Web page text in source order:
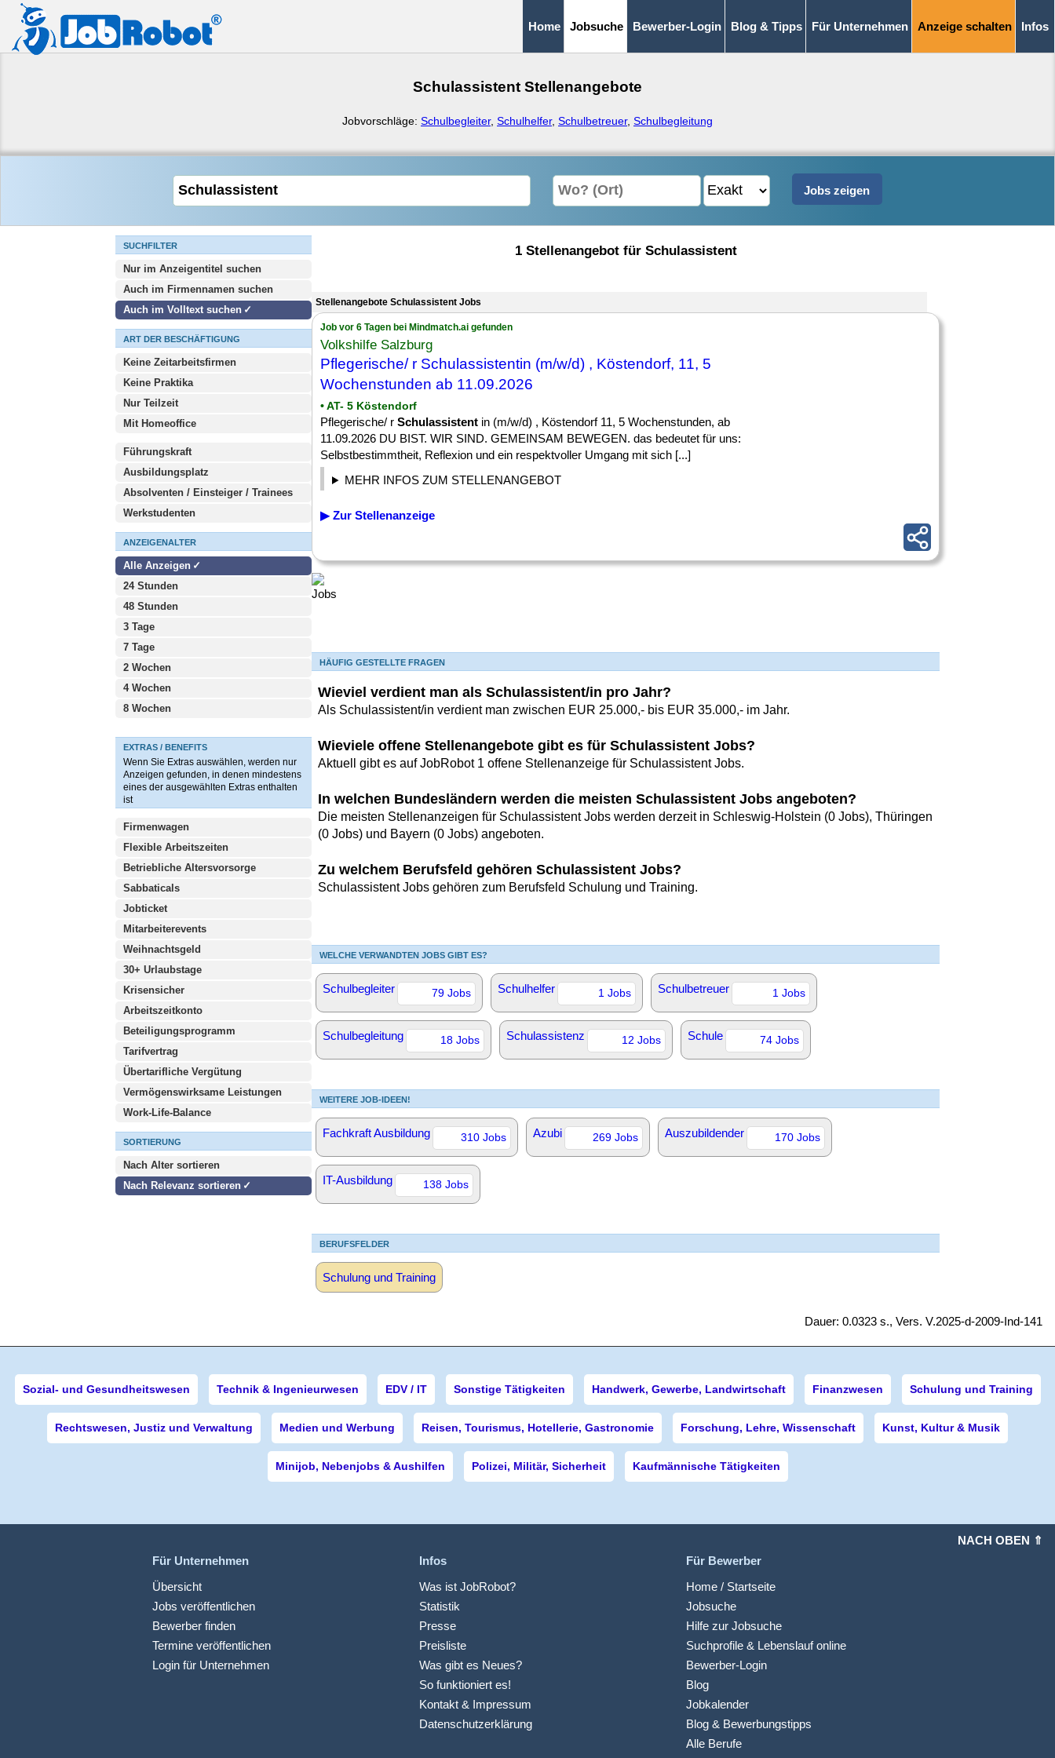
Home Jobsuche Bewerber-Login Blog & Tipps Für Unternehmen Anzeige schalten Infos
Schulassistent Stellenangebote
Jobvorschläge: Schulbegleiter, Schulhelfer, Schulbetreuer, Schulbegleitung
SUCHFILTER
Nur im Anzeigentitel suchen
Auch im Firmennamen suchen
Auch im Volltext suchen
ART DER BESCHÄFTIGUNG
Keine Zeitarbeitsfirmen
Keine Praktika
Nur Teilzeit
Mit Homeoffice
Führungskraft
Ausbildungsplatz
Absolventen / Einsteiger / Trainees
Werkstudenten
ANZEIGENALTER
Alle Anzeigen
24 Stunden
48 Stunden
3 Tage
7 Tage
2 Wochen
4 Wochen
8 Wochen
EXTRAS / BENEFITS
Wenn Sie Extras auswählen, werden nur
Anzeigen gefunden, in denen mindestens
eines der ausgewählten Extras enthalten
ist
Firmenwagen
Flexible Arbeitszeiten
Betriebliche Altersvorsorge
Sabbaticals
Jobticket
Mitarbeiterevents
Weihnachtsgeld
30+ Urlaubstage
Krisensicher
Arbeitszeitkonto
Beteiligungsprogramm
Tarifvertrag
Übertarifliche Vergütung
Vermögenswirksame Leistungen
Work-Life-Balance
SORTIERUNG
Nach Alter sortieren
Nach Relevanz sortieren
1 Stellenangebot für Schulassistent
Stellenangebote Schulassistent Jobs
Job vor 6 Tagen bei Mindmatch.ai gefunden
Volkshilfe Salzburg
Pflegerische/ r Schulassistentin (m/w/d) , Köstendorf, 11, 5
Wochenstunden ab 11.09.2026
• AT- 5 Köstendorf
Pflegerische/ r Schulassistent in (m/w/d) , Köstendorf 11, 5 Wochenstunden, ab
11.09.2026 DU BIST. WIR SIND. GEMEINSAM BEWEGEN. das bedeutet für uns:
Selbstbestimmtheit, Reflexion und ein respektvoller Umgang mit sich [...]
MEHR INFOS ZUM STELLENANGEBOT
▶ Zur Stellenanzeige
HÄUFIG GESTELLTE FRAGEN
Wieviel verdient man als Schulassistent/in pro Jahr?
Als Schulassistent/in verdient man zwischen EUR 25.000,- bis EUR 35.000,- im Jahr.
Wieviele offene Stellenangebote gibt es für Schulassistent Jobs?
Aktuell gibt es auf JobRobot 1 offene Stellenanzeige für Schulassistent Jobs.
In welchen Bundesländern werden die meisten Schulassistent Jobs angeboten?
Die meisten Stellenanzeigen für Schulassistent Jobs werden derzeit in Schleswig-Holstein (0 Jobs), Thüringen
(0 Jobs) und Bayern (0 Jobs) angeboten.
Zu welchem Berufsfeld gehören Schulassistent Jobs?
Schulassistent Jobs gehören zum Berufsfeld Schulung und Training.
WELCHE VERWANDTEN JOBS GIBT ES?
Schulbegleiter 79 Jobs Schulhelfer 1 Jobs Schulbetreuer 1 Jobs
Schulbegleitung 18 Jobs Schulassistenz 12 Jobs Schule 74 Jobs
WEITERE JOB-IDEEN!
Fachkraft Ausbildung 310 Jobs Azubi 269 Jobs Auszubildender 170 Jobs
IT-Ausbildung 138 Jobs
BERUFSFELDER
Schulung und Training
Dauer: 0.0323 s., Vers. V.2025-d-2009-Ind-141
Sozial- und Gesundheitswesen Technik & Ingenieurwesen EDV / IT Sonstige Tätigkeiten Handwerk, Gewerbe, Landwirtschaft Finanzwesen Schulung und Training
Rechtswesen, Justiz und Verwaltung Medien und Werbung Reisen, Tourismus, Hotellerie, Gastronomie Forschung, Lehre, Wissenschaft Kunst, Kultur & Musik
Minijob, Nebenjobs & Aushilfen Polizei, Militär, Sicherheit Kaufmännische Tätigkeiten
NACH OBEN ⇑
Für Unternehmen
Übersicht
Jobs veröffentlichen
Bewerber finden
Termine veröffentlichen
Login für Unternehmen
Infos
Was ist JobRobot?
Statistik
Presse
Preisliste
Was gibt es Neues?
So funktioniert es!
Kontakt & Impressum
Datenschutzerklärung
Für Bewerber
Home / Startseite
Jobsuche
Hilfe zur Jobsuche
Suchprofile & Lebenslauf online
Bewerber-Login
Blog
Jobkalender
Blog & Bewerbungstipps
Alle Berufe